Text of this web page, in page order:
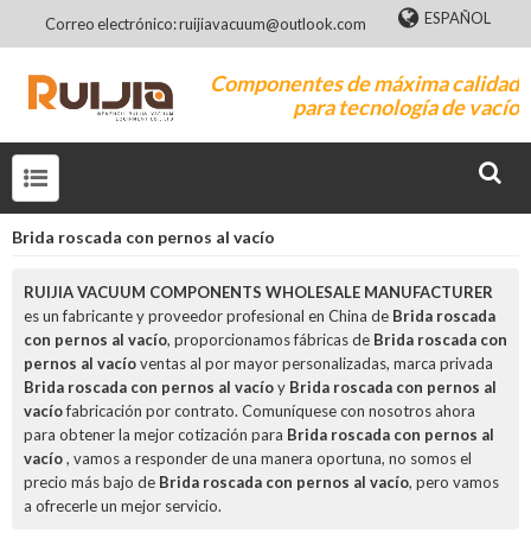
Correo electrónico: ruijiavacuum@outlook.com ESPAÑOL
Componentes de máxima calidad
para tecnología de vacío
Brida roscada con pernos al vacío
RUIJIA VACUUM COMPONENTS WHOLESALE MANUFACTURER
es un fabricante y proveedor profesional en China de Brida roscada
con pernos al vacío, proporcionamos fábricas de Brida roscada con
pernos al vacíoventas al por mayor personalizadas, marca privada
Brida roscada con pernos al vacíoy Brida roscada con pernos al
vacíofabricación por contrato. Comuníquese con nosotros ahora
para obtener la mejor cotización para Brida roscada con pernos al
vacío, vamos a responder de una manera oportuna, no somos el
precio más bajo de Brida roscada con pernos al vacío, pero vamos
a ofrecerle un mejor servicio.